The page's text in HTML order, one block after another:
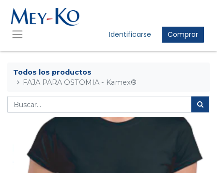
Identificarse Comprar
Todos los productos
FAJA PARA OSTOMIA - Kamex®